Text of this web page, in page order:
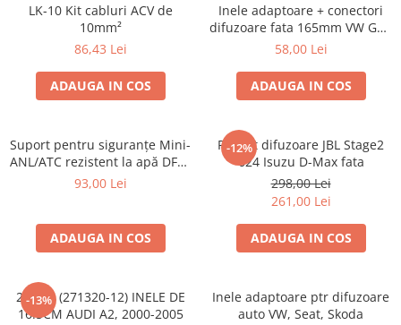
LK-10 Kit cabluri ACV de
10mm²
86,43 Lei
ADAUGA IN COS
Inele adaptoare + conectori
difuzoare fata 165mm VW Golf
V, VI
58,00 Lei
ADAUGA IN COS
Suport pentru siguranțe Mini-
ANL/ATC rezistent la apă DFH-
WP-ANL
93,00 Lei
ADAUGA IN COS
-12%
Pachet difuzoare JBL Stage2
624 Isuzu D-Max fata
298,00 Lei
261,00 Lei
ADAUGA IN COS
-13%
20.450 (271320-12) INELE DE
16.5CM AUDI A2, 2000-2005
Inele adaptoare ptr difuzoare
auto VW, Seat, Skoda